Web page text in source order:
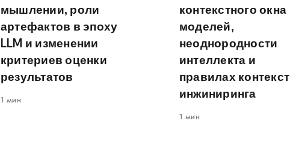
мышлении, роли
артефактов в эпоху
LLM и изменении
критериев оценки
результатов
1 мин
контекстного окна
моделей,
неоднородности
интеллекта и
правилах
инжиниринга
1 мин